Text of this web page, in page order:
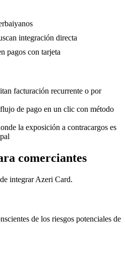
integración directa
pagos con tarjeta
facturación recurrente o por
de pago en un clic con método
la exposición a contracargos es
comerciantes
integrar Azeri Card.
de los riesgos potenciales de